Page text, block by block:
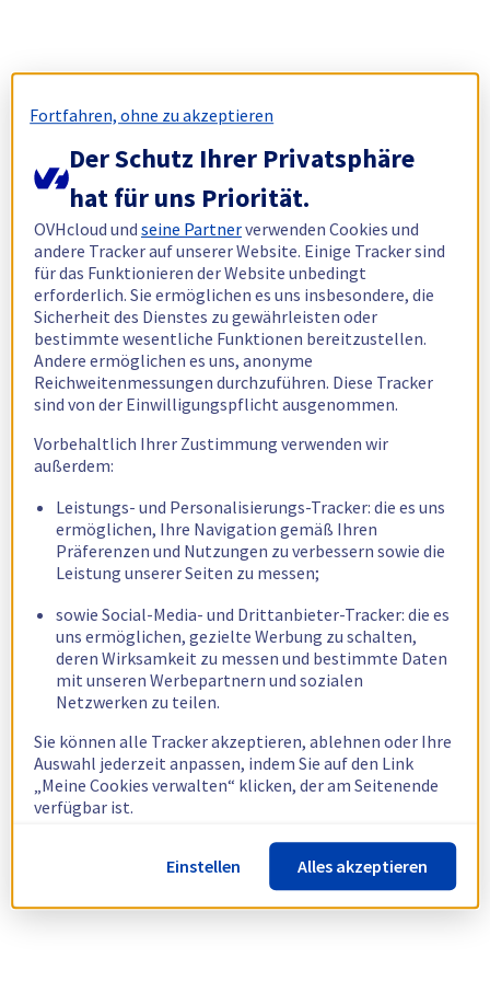
Fortfahren, ohne zu akzeptieren
Der Schutz Ihrer Privatsphäre
hat für uns Priorität.
OVHcloud undseine Partnerverwenden Cookies und
andere Tracker auf unserer Website. Einige Tracker sind
für das Funktionieren der Website unbedingt
erforderlich. Sie ermöglichen es uns insbesondere, die
Sicherheit des Dienstes zu gewährleisten oder
bestimmte wesentliche Funktionen bereitzustellen.
Andere ermöglichen es uns, anonyme
Reichweitenmessungen durchzuführen. Diese Tracker
sind von der Einwilligungspflicht ausgenommen.
Vorbehaltlich Ihrer Zustimmung verwenden wir
außerdem:
Leistungs- und Personalisierungs-Tracker: die es uns
ermöglichen, Ihre Navigation gemäß Ihren
Präferenzen und Nutzungen zu verbessern sowie die
Leistung unserer Seiten zu messen;
sowie Social-Media- und Drittanbieter-Tracker: die es
uns ermöglichen, gezielte Werbung zu schalten,
deren Wirksamkeit zu messen und bestimmte Daten
mit unseren Werbepartnern und sozialen
Netzwerken zu teilen.
Sie können alle Tracker akzeptieren, ablehnen oder Ihre
Auswahl jederzeit anpassen, indem Sie auf den Link
„Meine Cookies verwalten“ klicken, der am Seitenende
verfügbar ist.
Weitere Informationen finden Sie in unsererRichtlinie
zur Verwendung von Cookies.
Einstellen Alles akzeptieren